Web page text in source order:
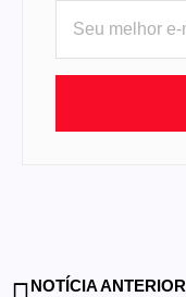
NOTÍCIA ANTERIOR